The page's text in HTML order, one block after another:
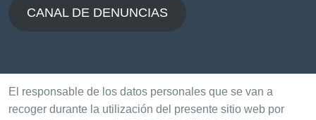
CANAL DE DENUNCIAS
El responsable de los datos personales que se van a
recoger durante la utilización del presente sitio web por